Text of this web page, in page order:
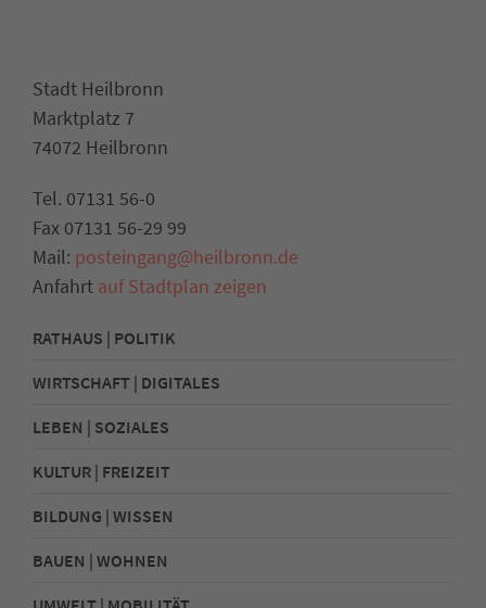
Stadt Heilbronn
Marktplatz 7
74072 Heilbronn
Tel. 07131 56-0
Fax 07131 56-29 99
Mail: posteingang@heilbronn.de
Anfahrt auf Stadtplan zeigen
RATHAUS | POLITIK
WIRTSCHAFT | DIGITALES
LEBEN | SOZIALES
KULTUR | FREIZEIT
BILDUNG | WISSEN
BAUEN | WOHNEN